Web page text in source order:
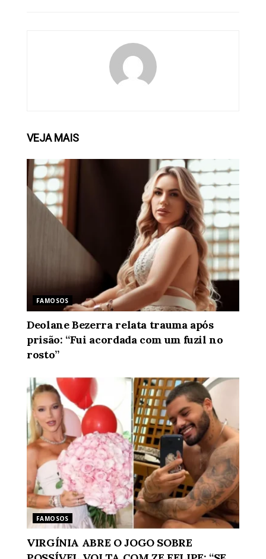
VEJAMAIS
FAMOSOS
Deolane Bezerra relata trauma após
prisão: “Fui acordada com um fuzil no
rosto”
FAMOSOS
VIRGÍNIA ABRE O JOGO SOBRE